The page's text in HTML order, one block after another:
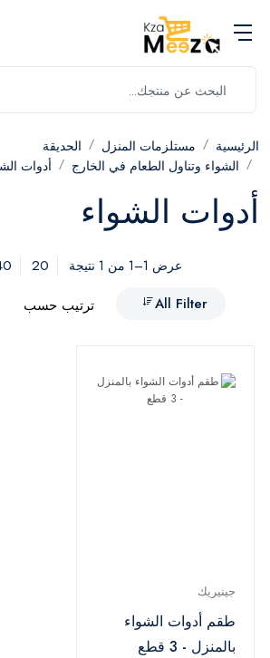
الرئيسية مستلزمات المنزل
الحديقة
الشواء وتناول الطعام في الخارج
أدوات
أدوات الشواء
عرض 1–1 من 1 نتيجة 20
All Filter
ترتيب حسب
جينيريك
طقم أدوات الشواء
بالمنزل - 3 قطع